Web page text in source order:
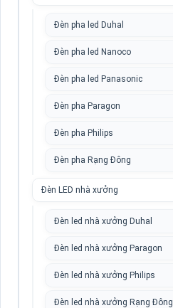
Đèn pha led Duhal
Đèn pha led Nanoco
Đèn pha led Panasonic
Đèn pha Paragon
Đèn pha Philips
Đèn pha Rạng Đông
Đèn LED nhà xưởng
Đèn led nhà xưởng Duhal
Đèn led nhà xưởng Paragon
Đèn led nhà xưởng Philips
Đèn led nhà xưởng Rạng Đông